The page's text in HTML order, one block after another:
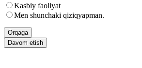
Kasbiy faoliyat
Men shunchaki qiziqyapman.
Orqaga
Davom etish